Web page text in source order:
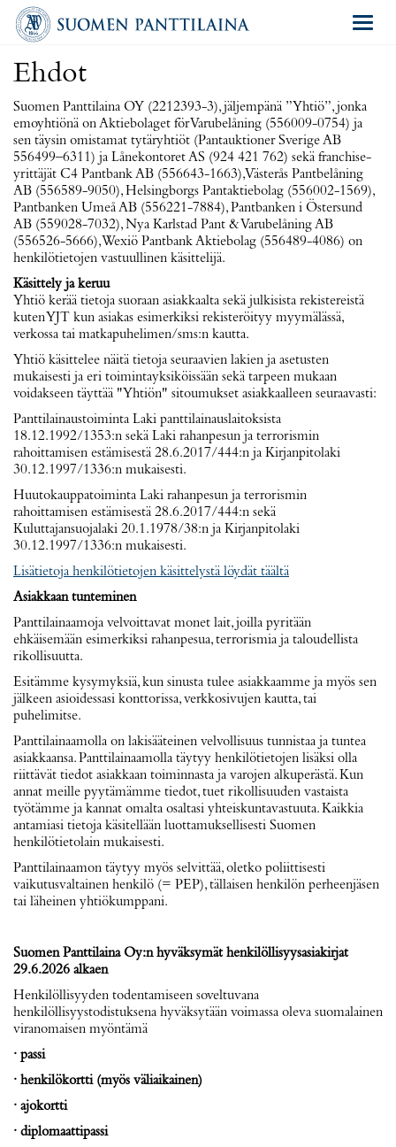
Ehdot
Suomen Panttilaina OY (2212393-3), jäljempänä ”Yhtiö”, jonka
emoyhtiönä on Aktiebolaget för Varubelåning (556009-0754) ja
sen täysin omistamat tytäryhtiöt (Pantauktioner Sverige AB
556499–6311) ja Lånekontoret AS (924 421 762) sekä franchise-
yrittäjät C4 Pantbank AB (556643-1663), Västerås Pantbelåning
AB (556589-9050), Helsingborgs Pantaktiebolag (556002-1569),
Pantbanken Umeå AB (556221-7884), Pantbanken i Östersund
AB (559028-7032), Nya Karlstad Pant & Varubelåning AB
(556526-5666), Wexiö Pantbank Aktiebolag (556489-4086) on
henkilötietojen vastuullinen käsittelijä.
Käsittely ja keruu
Yhtiö kerää tietoja suoraan asiakkaalta sekä julkisista rekistereistä
kuten YJT kun asiakas esimerkiksi rekisteröityy myymälässä,
verkossa tai matkapuhelimen/sms:n kautta.
Yhtiö käsittelee näitä tietoja seuraavien lakien ja asetusten
mukaisesti ja eri toimintayksiköissään sekä tarpeen mukaan
voidakseen täyttää "Yhtiön" sitoumukset asiakkaalleen seuraavasti:
Panttilainaustoiminta Laki panttilainauslaitoksista
18.12.1992/1353:n sekä Laki rahanpesun ja terrorismin
rahoittamisen estämisestä 28.6.2017/444:n ja Kirjanpitolaki
30.12.1997/1336:n mukaisesti.
Huutokauppatoiminta Laki rahanpesun ja terrorismin
rahoittamisen estämisestä 28.6.2017/444:n sekä
Kuluttajansuojalaki 20.1.1978/38:n ja Kirjanpitolaki
30.12.1997/1336:n mukaisesti.
Lisätietoja henkilötietojen käsittelystä löydät täältä
Asiakkaan tunteminen
Panttilainaamoja velvoittavat monet lait, joilla pyritään
ehkäisemään esimerkiksi rahanpesua, terrorismia ja taloudellista
rikollisuutta.
Esitämme kysymyksiä, kun sinusta tulee asiakkaamme ja myös sen
jälkeen asioidessasi konttorissa, verkkosivujen kautta, tai
puhelimitse.
Panttilainaamolla on lakisääteinen velvollisuus tunnistaa ja tuntea
asiakkaansa. Panttilainaamolla täytyy henkilötietojen lisäksi olla
riittävät tiedot asiakkaan toiminnasta ja varojen alkuperästä. Kun
annat meille pyytämämme tiedot, tuet rikollisuuden vastaista
työtämme ja kannat omalta osaltasi yhteiskuntavastuuta. Kaikkia
antamiasi tietoja käsitellään luottamuksellisesti Suomen
henkilötietolain mukaisesti.
Panttilainaamon täytyy myös selvittää, oletko poliittisesti
vaikutusvaltainen henkilö (= PEP), tällaisen henkilön perheenjäsen
tai läheinen yhtiökumppani.
Suomen Panttilaina Oy:n hyväksymät henkilöllisyysasiakirjat
29.6.2026 alkaen
Henkilöllisyyden todentamiseen soveltuvana
henkilöllisyystodistuksena hyväksytään voimassa oleva suomalainen
viranomaisen myöntämä
· passi
· henkilökortti (myös väliaikainen)
· ajokortti
· diplomaattipassi